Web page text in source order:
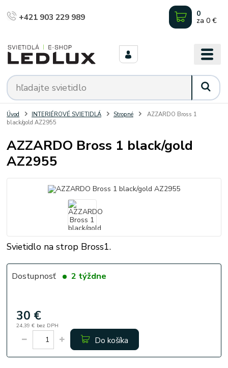
+421 903 229 989 0
za 0 €
Úvod INTERIÉROVÉ SVIETIDLÁ Stropné
AZZARDO Bross 1
black/gold AZ2955
AZZARDO Bross 1 black/gold
AZ2955
Svietidlo na strop Bross1.
Dostupnosť 2 týždne
30 €
24,39 € bez DPH
Do košíka